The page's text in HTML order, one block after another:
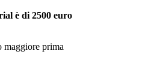
è di 2500 euro
maggiore prima